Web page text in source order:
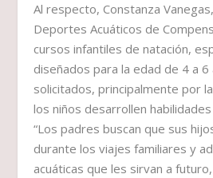
Al respecto, Constanza
Deportes Acuáticos de
cursos infantiles de natación,
diseñados para la edad de 4 a
solicitados, principalmente por
los niños desarrollen
“Los padres buscan que sus
durante los viajes familiares y
acuáticas que les sirvan a